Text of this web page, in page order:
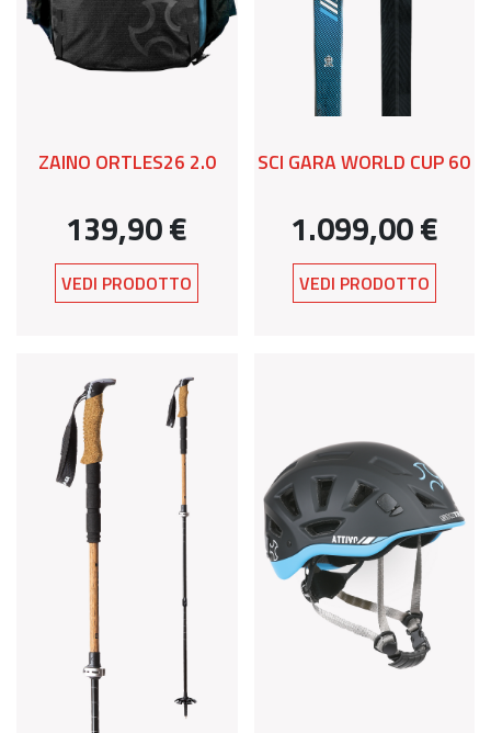
ZAINO ORTLES26 2.0
139,90 €
VEDI PRODOTTO
SCI GARA WORLD CUP 60
1.099,00 €
VEDI PRODOTTO